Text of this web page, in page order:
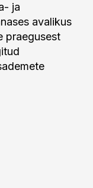
ja
avalikus
praegusest